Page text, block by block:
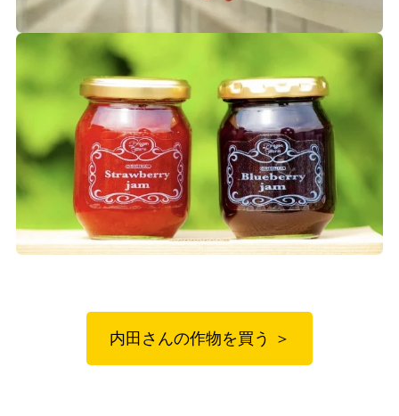
内田さんの作物を買う ＞